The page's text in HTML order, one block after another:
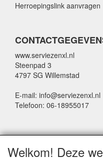
Herroepingslink aanvragen
www.serviezenxl.nl
Steenpad 3
4797 SG Willemstad
E-mail: info@serviezenxl.nl
Telefoon: 06-18955017
Welkom! Deze